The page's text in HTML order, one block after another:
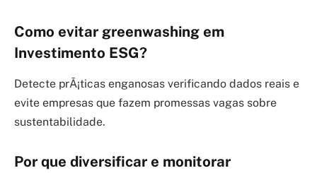
Como evitar greenwashing em
Investimento ESG?
Detecte prÃ¡ticas enganosas verificando dados reais e
evite empresas que fazem promessas vagas sobre
sustentabilidade.
Por que diversificar e monitorar